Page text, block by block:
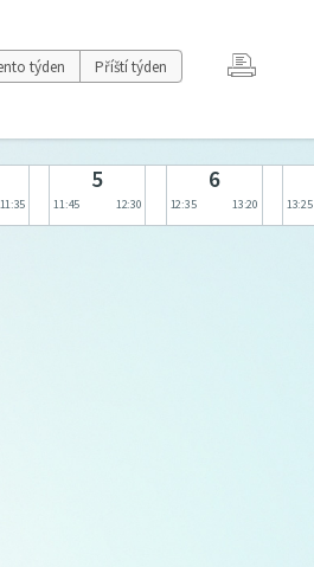
týden Příští týden
11:35
5
11:45 12:30
6
12:35 13:20 13:25